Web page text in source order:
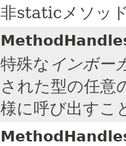
非staticメソッ
特殊な インボー
された型の任意
様に呼び出すこ